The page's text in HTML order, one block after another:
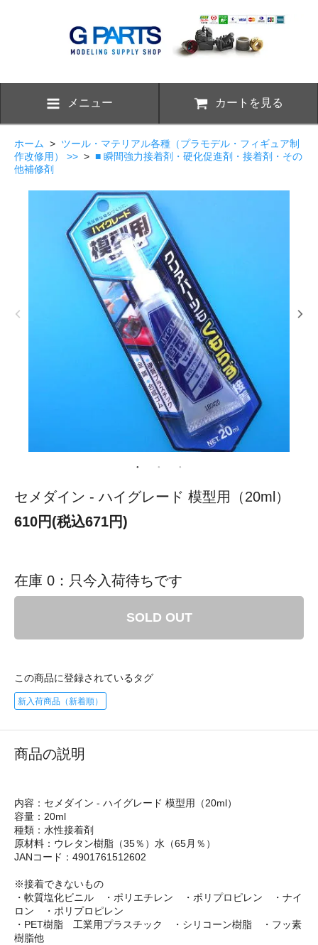
メニュー カートを見る
ホーム > ツール・マテリアル各種（プラモデル・フィギュア制
作改修用） >> > ■ 瞬間強力接着剤・硬化促進剤・接着剤・その
他補修剤
セメダイン - ハイグレード 模型用（20ml）
610円(税込671円)
在庫 0：只今入荷待ちです
SOLD OUT
この商品に登録されているタグ
新入荷商品（新着順）
商品の説明
内容：セメダイン - ハイグレード 模型用（20ml）
容量：20ml
種類：水性接着剤
原材料：ウレタン樹脂（35％）水（65月％）
JANコード：4901761512602
※接着できないもの
・軟質塩化ビニル ・ポリエチレン ・ポリプロピレン ・ナイ
ロン ・ポリプロピレン
・PET樹脂 工業用プラスチック ・シリコーン樹脂 ・フッ素
樹脂他